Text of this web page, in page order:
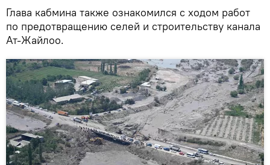
Глава кабмина также ознакомился с ходом работ
по предотвращению селей и строительству канала
Ат-Жайлоо.